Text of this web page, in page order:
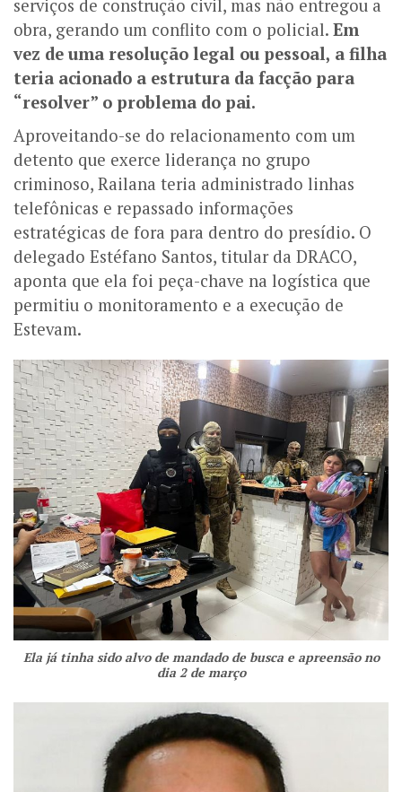
serviços de construção civil, mas não entregou a
obra, gerando um conflito com o policial. Em
vez de uma resolução legal ou pessoal, a filha
teria acionado a estrutura da facção para
“resolver” o problema do pai.
Aproveitando-se do relacionamento com um
detento que exerce liderança no grupo
criminoso, Railana teria administrado linhas
telefônicas e repassado informações
estratégicas de fora para dentro do presídio. O
delegado Estéfano Santos, titular da DRACO,
aponta que ela foi peça-chave na logística que
permitiu o monitoramento e a execução de
Estevam.
Ela já tinha sido alvo de mandado de busca e apreensão no
dia 2 de março